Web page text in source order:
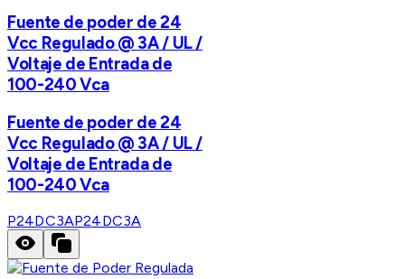
Fuente de poder de 24
Vcc Regulado @ 3A / UL /
Voltaje de Entrada de
100-240 Vca
Fuente de poder de 24
Vcc Regulado @ 3A / UL /
Voltaje de Entrada de
100-240 Vca
P24DC3AP24DC3A